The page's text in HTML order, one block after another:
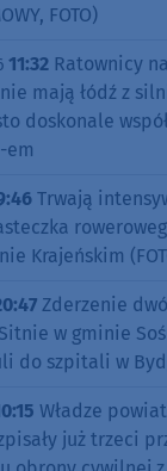
FOTO)
11:32 Ratownicy
mają łódź z
doskonale
em
Trwają
Krajeńskim
Zderzenie
w gminie
do szpitali w
Władze
już trzeci